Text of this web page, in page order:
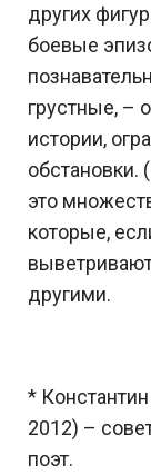
других
боевые
грустные, –
истории,
обстановки.
это
которые,
другими.
*
2012) –
поэт.